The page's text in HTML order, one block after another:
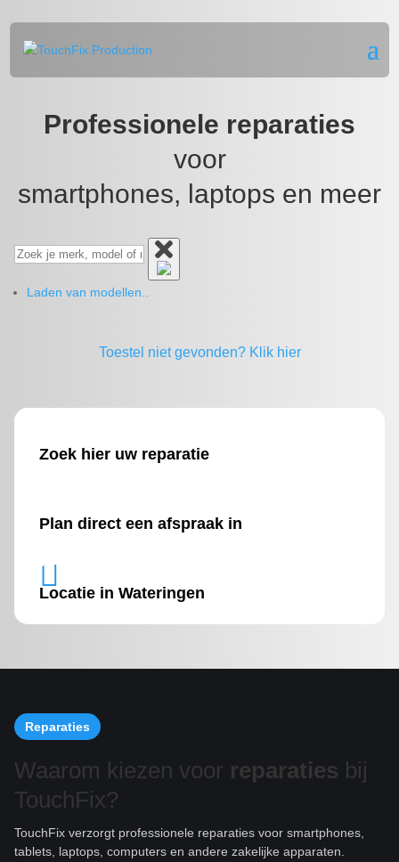
Professionele reparaties
voor
smartphones, laptops en meer
Laden van modellen..
Toestel niet gevonden? Klik hier
Zoek hier uw reparatie
Plan direct een afspraak in

Locatie in Wateringen
Reparaties
Waarom kiezen voor reparaties bij
TouchFix?
TouchFix verzorgt professionele reparaties voor smartphones,
tablets, laptops, computers en andere zakelijke apparaten.